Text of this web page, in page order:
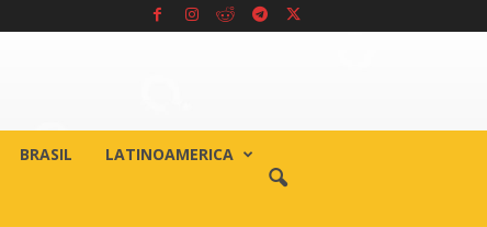
BRASIL LATINOAMERICA